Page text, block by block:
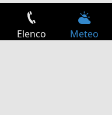
Elenco Meteo